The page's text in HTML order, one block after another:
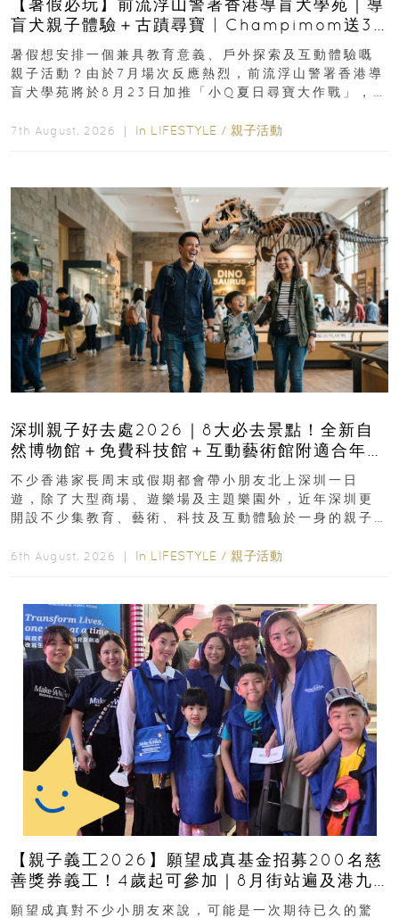
【暑假必玩】前流浮山警署香港導盲犬學苑｜導
盲犬親子體驗＋古蹟尋寶 | Champimom送3
組免費名額
暑假想安排一個兼具教育意義、戶外探索及互動體驗嘅
親子活動？由於7月場次反應熱烈，前流浮山警署香港導
盲犬學苑將於8月23日加推「小Q夏日尋寶大作戰」，家
7th August, 2026 ｜ In LIFESTYLE / 親子活動
深圳親子好去處2026｜8大必去景點！全新自
然博物館＋免費科技館＋互動藝術館附適合年
齡、交通、門票、開放時間
不少香港家長周末或假期都會帶小朋友北上深圳一日
遊，除了大型商場、遊樂場及主題樂園外，近年深圳更
開設不少集教育、藝術、科技及互動體驗於一身的親子
6th August, 2026 ｜ In LIFESTYLE / 親子活動
【親子義工2026】願望成真基金招募200名慈
善獎券義工！4歲起可參加｜8月街站遍及港九
新界
願望成真對不少小朋友來說，可能是一次期待已久的驚